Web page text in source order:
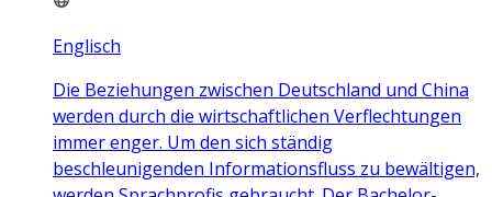
Englisch
Die Beziehungen zwischen Deutschland und China
werden durch die wirtschaftlichen Verflechtungen
immer enger. Um den sich ständig
beschleunigenden Informationsfluss zu bewältigen,